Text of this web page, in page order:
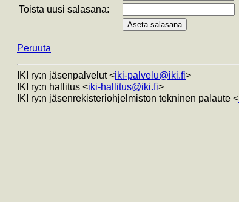
Toista uusi salasana:
Peruuta
IKI ry:n jäsenpalvelut <iki-palvelu@iki.fi>
IKI ry:n hallitus <iki-hallitus@iki.fi>
IKI ry:n jäsenrekisteriohjelmiston tekninen palaute <